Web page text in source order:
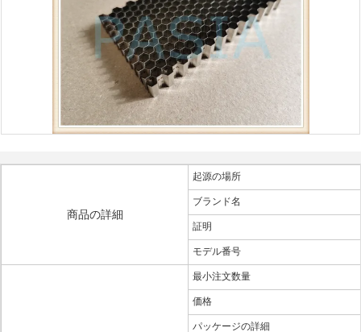
商品の詳細
起源の場所
ブランド名
証明
モデル番号
最小注文数量
価格
パッケージの詳細